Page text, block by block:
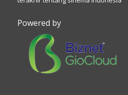
Powered by